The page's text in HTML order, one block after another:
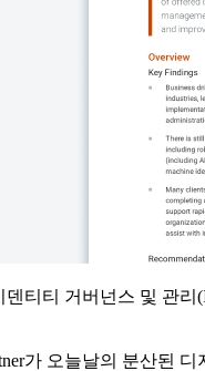
덴티티 거버넌스 및 관리
가 오늘날의 분산된 디